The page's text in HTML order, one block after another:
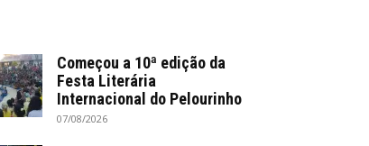
Começou a 10ª edição da
Festa Literária
Internacional do Pelourinho
07/08/2026